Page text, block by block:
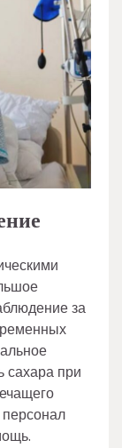
за
сахара при